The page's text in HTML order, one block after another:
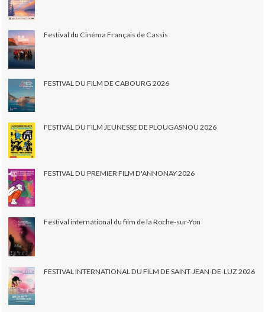
Festival du Cinéma Français de Cassis
FESTIVAL DU FILM DE CABOURG 2026
FESTIVAL DU FILM JEUNESSE DE PLOUGASNOU 2026
FESTIVAL DU PREMIER FILM D'ANNONAY 2026
Festival international du film de la Roche-sur-Yon
FESTIVAL INTERNATIONAL DU FILM DE SAINT-JEAN-DE-LUZ 2026